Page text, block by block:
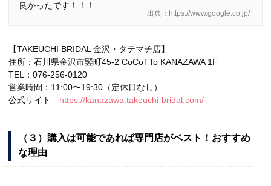
良かったです！！！
出典：https://www.google.co.jp/
【TAKEUCHI BRIDAL 金沢・タテマチ店】
住所：石川県金沢市竪町45-2 CoCoTTo KANAZAWA 1F
TEL：076-256-0120
営業時間：11:00〜19:30（定休日なし）
公式サイト https://kanazawa.takeuchi-bridal.com/
（３）購入は可能であれば専門店がベスト！おすすめ
な理由